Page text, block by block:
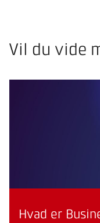
Vil du vide
Hvad er